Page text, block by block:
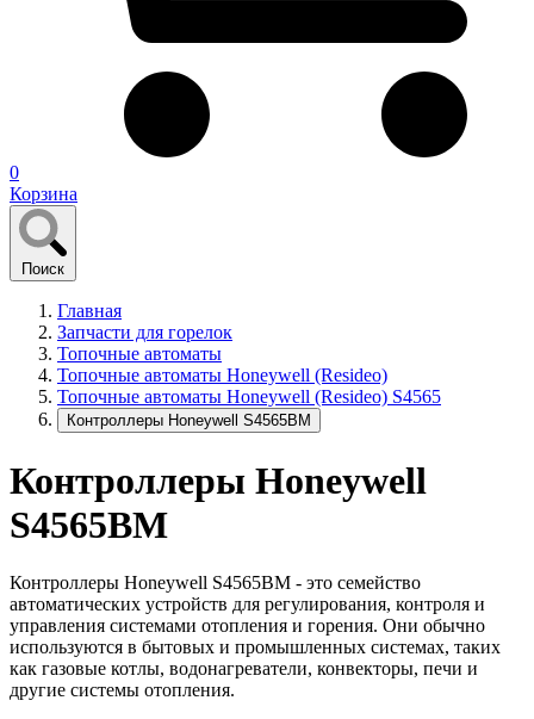
0
Корзина
Поиск
Главная
Запчасти для горелок
Топочные автоматы
Топочные автоматы Honeywell (Resideo)
Топочные автоматы Honeywell (Resideo) S4565
Контроллеры Honeywell S4565BM
Контроллеры Honeywell
S4565BM
Контроллеры Honeywell S4565BM - это семейство
автоматических устройств для регулирования, контроля и
управления системами отопления и горения. Они обычно
используются в бытовых и промышленных системах, таких
как газовые котлы, водонагреватели, конвекторы, печи и
другие системы отопления.